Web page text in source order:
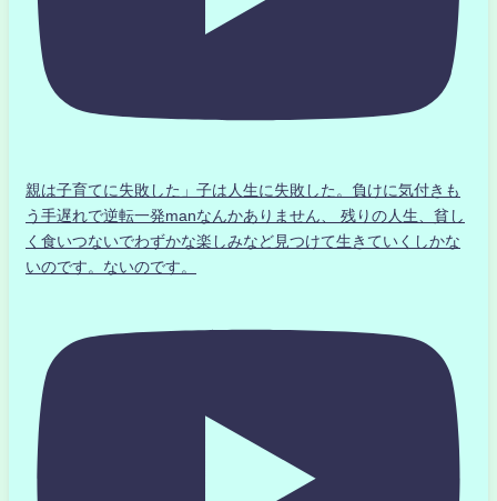
親は子育てに失敗した」子は人生に失敗した。負けに気付きも
う手遅れで逆転一発manなんかありません、 残りの人生、貧し
く食いつないでわずかな楽しみなど見つけて生きていくしかな
いのです。ないのです。